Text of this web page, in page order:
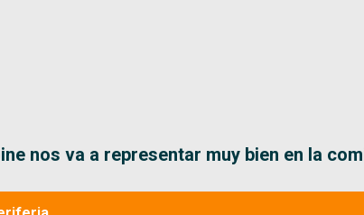
nos va a representar muy bien en la